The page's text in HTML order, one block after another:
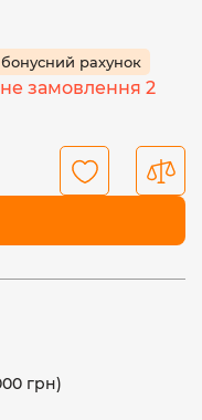
рахунок
замовлення 2
грн)